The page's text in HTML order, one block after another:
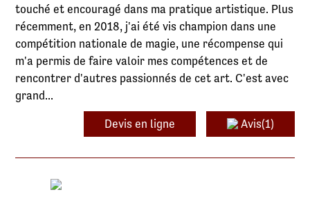
touché et encouragé dans ma pratique artistique. Plus
récemment, en 2018, j'ai été vis champion dans une
compétition nationale de magie, une récompense qui
m'a permis de faire valoir mes compétences et de
rencontrer d'autres passionnés de cet art. C'est avec
grand...
Devis en ligne Avis(1)